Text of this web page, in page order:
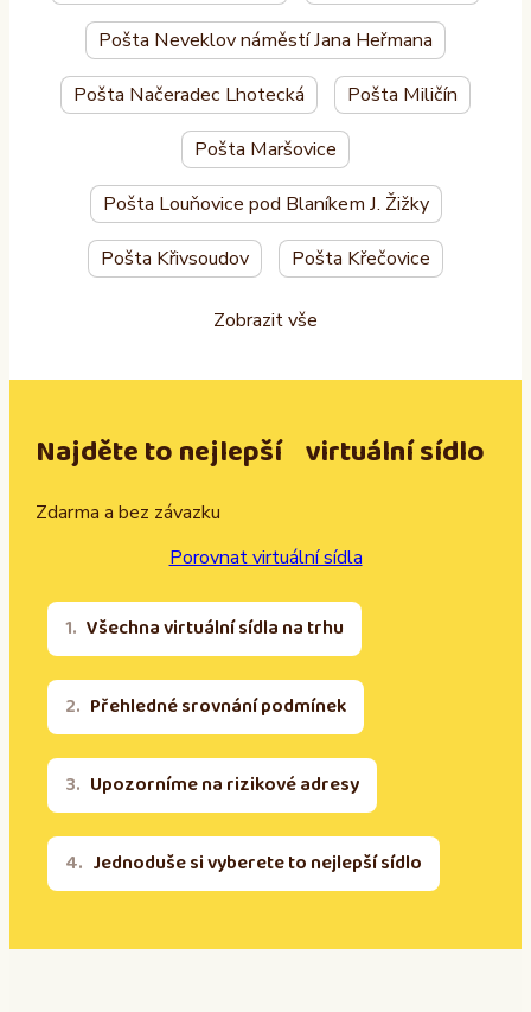
Pošta Neveklov náměstí Jana Heřmana
Pošta Načeradec Lhotecká Pošta Miličín
Pošta Maršovice
Pošta Louňovice pod Blaníkem J. Žižky
Pošta Křivsoudov Pošta Křečovice
Zobrazit vše
Najděte to nejlepší virtuální sídlo
Zdarma a bez závazku
Porovnat virtuální sídla
Všechna virtuální sídla na trhu
Přehledné srovnání podmínek
Upozorníme na rizikové adresy
Jednoduše si vyberete to nejlepší sídlo